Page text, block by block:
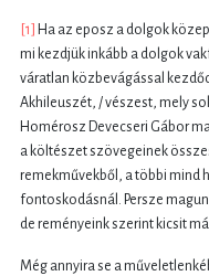
[1]
Ha az eposz a dolgok
mi kezdjük inkább a dolgok
váratlan közbevágással
Akhileuszét, / vészest, mely
Homérosz Devecseri Gábor
a költészet szövegeinek
remekművekből, a többi mind
fontoskodásnál. Persze
de reményeink szerint kicsit
Még annyira se a